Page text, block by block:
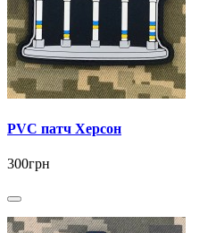
PVC патч Херсон
300грн